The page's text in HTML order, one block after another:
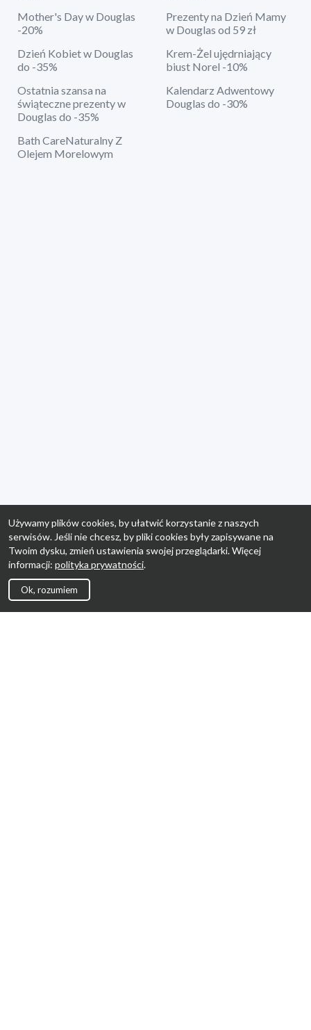
Mother's Day w Douglas
-20%
Prezenty na Dzień Mamy
w Douglas od 59 zł
Dzień Kobiet w Douglas
do -35%
Krem-Żel ujędrniający
biust Norel -10%
Ostatnia szansa na
świąteczne prezenty w
Douglas do -35%
Kalendarz Adwentowy
Douglas do -30%
Bath CareNaturalny Z
Olejem Morelowym
Używamy plików cookies, by ułatwić korzystanie z naszych
serwisów. Jeśli nie chcesz, by pliki cookies były zapisywane na
Twoim dysku, zmień ustawienia swojej przeglądarki. Więcej
informacji: polityka prywatności.
Ok, rozumiem